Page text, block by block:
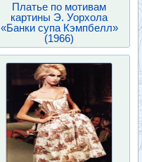
Платье по мотивам
картины Э. Уорхола
«Банки супа Кэмпбелл»
(1966)